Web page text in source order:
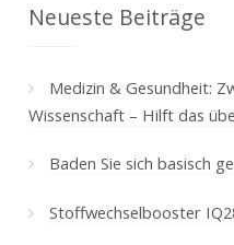
Neueste Beiträge
Medizin & Gesundheit:
Wissenschaft – Hilft das
Baden Sie sich basisch
Stoffwechselbooster